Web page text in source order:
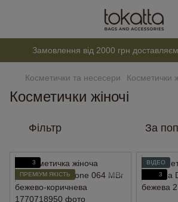
Замовлення від 2000 грн
Косметички та несесери Косметички
Косметички жіночі
Фільтр За
3
ПРЕМІУМ ЯКІСТЬ
ВІДЕО
3